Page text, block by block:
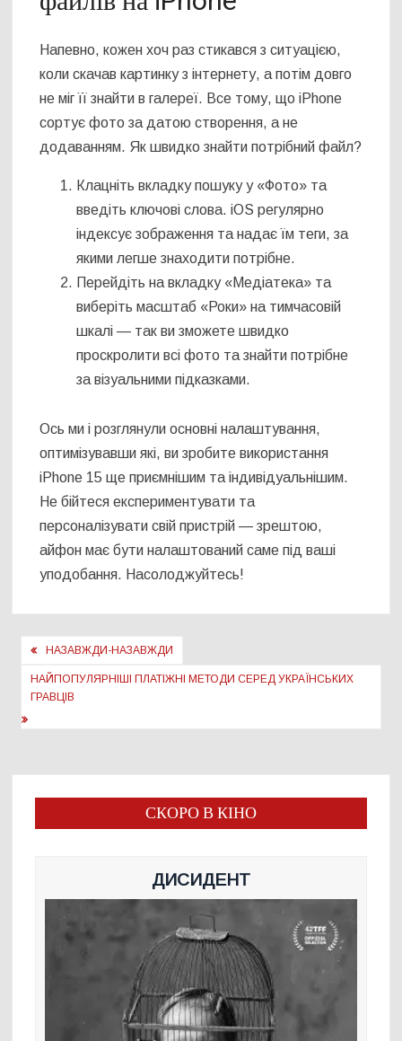
Напевно, кожен хоч раз стикався з ситуацією,
коли скачав картинку з інтернету, а потім довго
не міг її знайти в галереї. Все тому, що iPhone
сортує фото за датою створення, а не
додаванням. Як швидко знайти потрібний файл?
Клацніть вкладку пошуку у «Фото» та
введіть ключові слова. iOS регулярно
індексує зображення та надає їм теги, за
якими легше знаходити потрібне.
Перейдіть на вкладку «Медіатека» та
виберіть масштаб «Роки» на тимчасовій
шкалі — так ви зможете швидко
проскролити всі фото та знайти потрібне
за візуальними підказками.
Ось ми і розглянули основні налаштування,
оптимізувавши які, ви зробите використання
iPhone 15 ще приємнішим та індивідуальнішим.
Не бійтеся експериментувати та
персоналізувати свій пристрій — зрештою,
айфон має бути налаштований саме під ваші
уподобання. Насолоджуйтесь!
Навігація
записів
НАЗАВЖДИ-НАЗАВЖДИ
НАЙПОПУЛЯРНІШІ ПЛАТІЖНІ МЕТОДИ СЕРЕД УКРАЇНСЬКИХ
ГРАВЦІВ
СКОРО В КІНО
ДИСИДЕНТ